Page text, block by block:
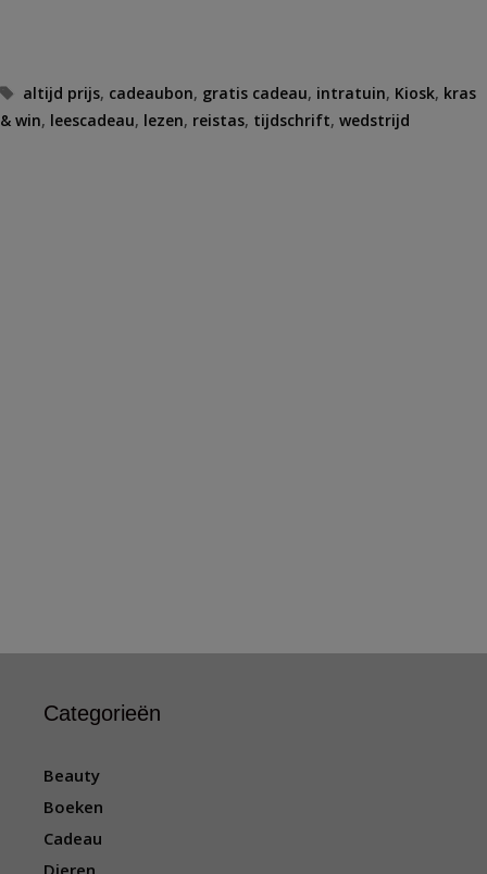
Tags
altijd prijs, cadeaubon, gratis cadeau, intratuin, Kiosk, kras
& win, leescadeau, lezen, reistas, tijdschrift, wedstrijd
Categorieën
Beauty
Boeken
Cadeau
Dieren